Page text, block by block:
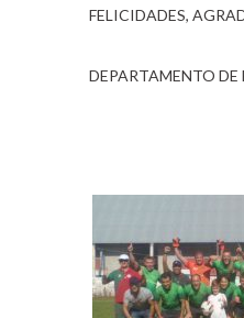
FELICIDADES,
DEPARTAMENTO DE